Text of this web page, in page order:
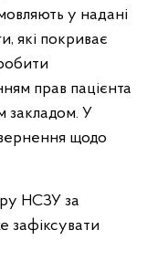
у надані
які покриває
прав пацієнта
закладом. У
щодо
НСЗУ за
зафіксувати